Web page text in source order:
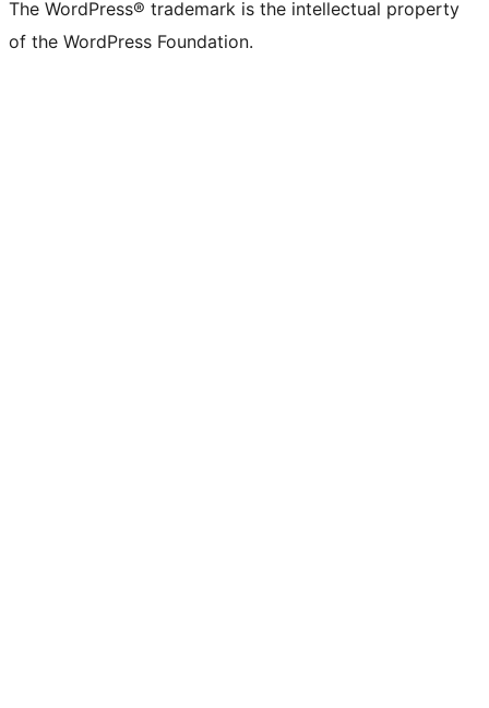
The WordPress® trademark is the intellectual property
of the WordPress Foundation.